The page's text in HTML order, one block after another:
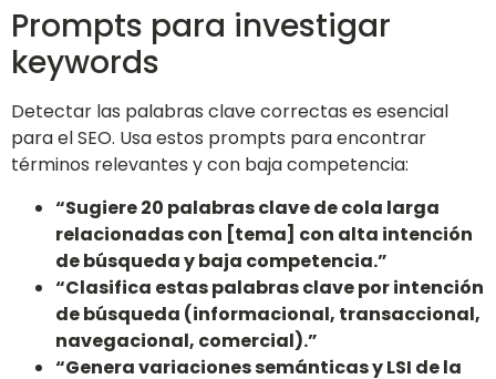
Prompts para investigar
keywords
Detectar las palabras clave correctas es esencial
para el SEO. Usa estos prompts para encontrar
términos relevantes y con baja competencia:
“Sugiere 20 palabras clave de cola larga
relacionadas con [tema] con alta intención
de búsqueda y baja competencia.”
“Clasifica estas palabras clave por intención
de búsqueda (informacional, transaccional,
navegacional, comercial).”
“Genera variaciones semánticas y LSI de la